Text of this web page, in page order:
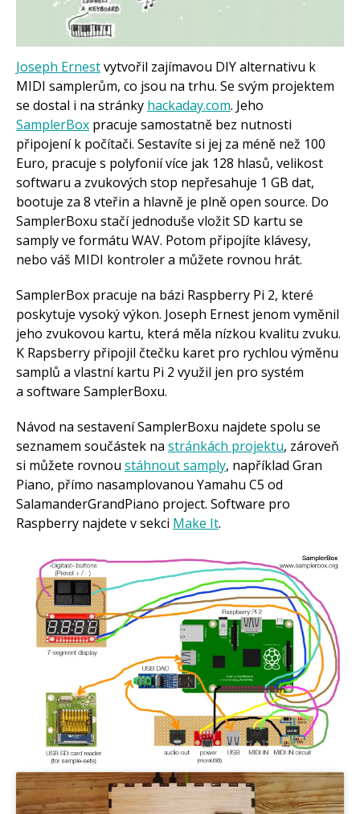
Arduino roboti
Micro:bit
Videa
Koupit
Joseph Ernestvytvořil zajímavou DIY alternativu k
MIDI samplerům, co jsou na trhu. Se svým projektem
se dostal i na stránky hackaday.com. Jeho
SamplerBox pracuje samostatně bez nutnosti
připojení k počítači. Sestavíte si jej za méně než 100
Euro, pracuje s polyfonií více jak 128 hlasů, velikost
softwaru a zvukových stop nepřesahuje 1 GB dat,
bootuje za 8 vteřin a hlavně je plně open source. Do
SamplerBoxu stačí jednoduše vložit SD kartu se
samply ve formátu WAV. Potom připojíte klávesy,
nebo váš MIDI kontroler a můžete rovnou hrát.
SamplerBox pracuje na bázi Raspberry Pi 2, které
poskytuje vysoký výkon. Joseph Ernest jenom vyměnil
jeho zvukovou kartu, která měla nízkou kvalitu zvuku.
K Rapsberry připojil čtečku karet pro rychlou výměnu
samplů a vlastní kartu Pi 2 využil jen pro systém
a software SamplerBoxu.
Návod na sestavení SamplerBoxu najdete spolu se
seznamem součástek na stránkách projektu, zároveň
si můžete rovnou stáhnout samply, například Gran
Piano, přímo nasamplovanou Yamahu C5 od
SalamanderGrandPiano project. Software pro
Raspberry najdete v sekci Make It.